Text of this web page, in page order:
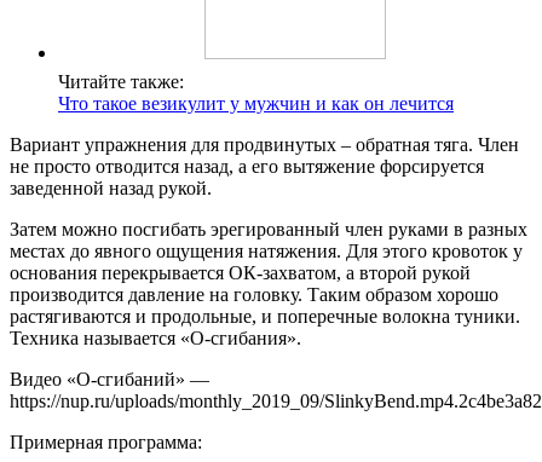
Читайте также:
Что такое везикулит у мужчин и как он лечится
Вариант упражнения для продвинутых – обратная тяга. Член
не просто отводится назад, а его вытяжение форсируется
заведенной назад рукой.
Затем можно посгибать эрегированный член руками в разных
местах до явного ощущения натяжения. Для этого кровоток у
основания перекрывается ОК-захватом, а второй рукой
производится давление на головку. Таким образом хорошо
растягиваются и продольные, и поперечные волокна туники.
Техника называется «О-сгибания».
Видео «О-сгибаний» —
https://nup.ru/uploads/monthly_2019_09/
Примерная программа: